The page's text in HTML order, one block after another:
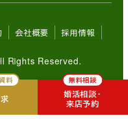
Rights Reserved.
会社概要 採用情報
料 無料相談
婚活相談・
来店予約